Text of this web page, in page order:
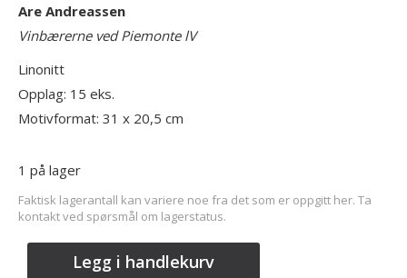
Are Andreassen
Vinbærerne ved Piemonte lV
Linonitt
Opplag: 15 eks.
Motivformat: 31 x 20,5 cm
1 på lager
Faktisk lagerantall kan variere noe fra det som er oppgitt her. Ta
kontakt ved spørsmål om lagerstatus.
Legg i handlekurv